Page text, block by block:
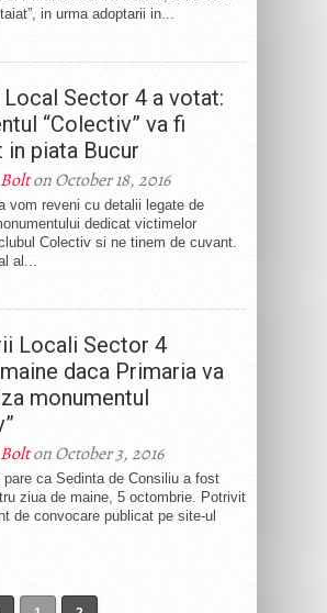
in urma adoptarii in...
Sector 4 a votat:
“Colectiv” va fi
piata Bucur
on October 18, 2016
vom reveni cu detalii legate de
dedicat victimelor
Colectiv si ne tinem de cuvant.
al...
Locali Sector 4
daca Primaria va
monumentul
on October 3, 2016
pare ca Sedinta de Consiliu a fost
ziua de maine, 5 octombrie. Potrivit
de convocare publicat pe site-ul